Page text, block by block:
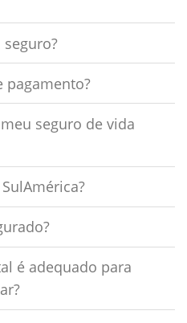
pagamento?
seguro de vida
é adequado para